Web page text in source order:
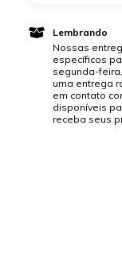
Lembrando
Nossas
específicos
segunda-
uma entrega
em contato
disponíveis
receba seus